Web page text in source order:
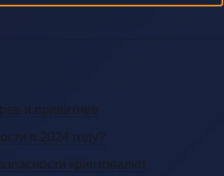
и приватнее
в 2024 году?
криптовалют